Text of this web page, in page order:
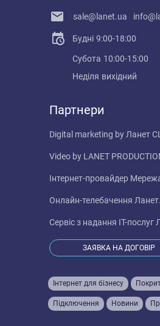
Інтернет для бізнесу
Підключення Новини
sale@lanet.ua
Будні 9:00-18:00
Субота 10:00-15:00
Неділя вихідний
Партнери
Digital marketing by Ланет
Video by LANET
Інтернет-провайдер
Онлайн-телебачення
Сервіс з надання IT-послуг
ЗАЯВКА НА ДОГОВІР